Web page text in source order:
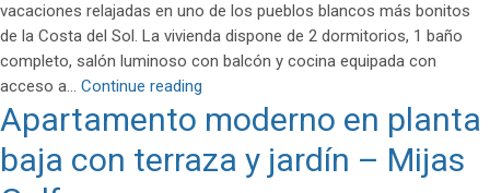
vacaciones relajadas en uno de los pueblos blancos más bonitos
de la Costa del Sol. La vivienda dispone de 2 dormitorios, 1 baño
completo, salón luminoso con balcón y cocina equipada con
acceso a… Continue reading
vacacional
en
Mijas
Apartamento moderno en planta
baja con terraza y jardín – Mijas